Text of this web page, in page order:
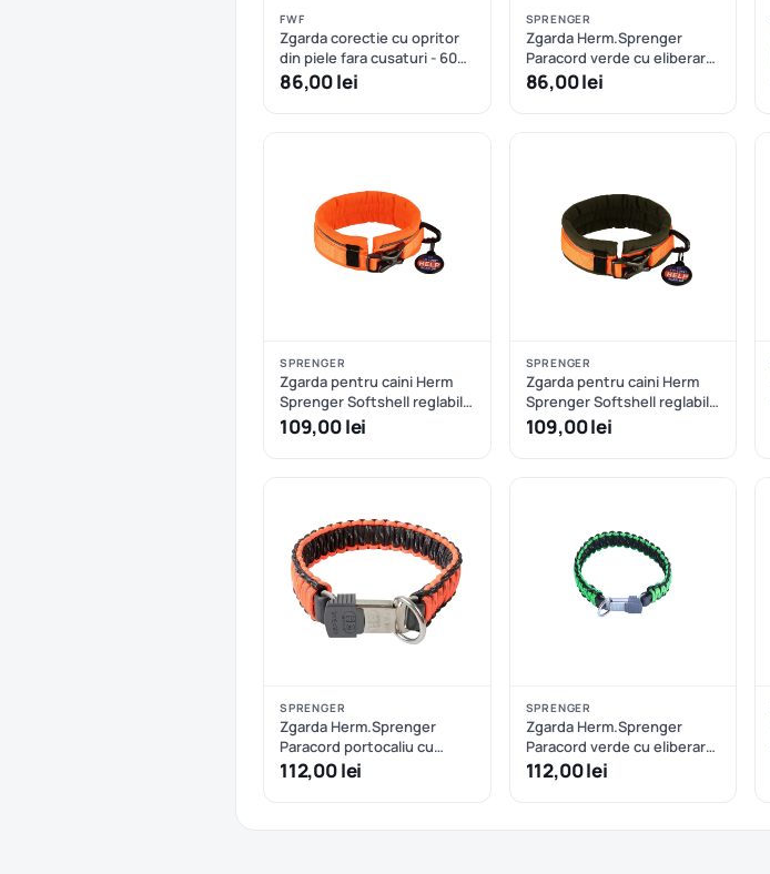
FWF
Zgarda corectie cu opritor
din piele fara cusaturi - 60
cm
86,00 lei
SPRENGER
Zgarda Herm.Sprenger
Paracord verde cu eliberare
rapida - 35 cm
86,00 lei
SPRENGER
Zgarda pentru caini Herm
Sprenger Softshell reglabila
- XXS/XS - Oranj
109,00 lei
SPRENGER
Zgarda pentru caini Herm
Sprenger Softshell reglabila
- XXS/XS - Oranj+Kaki
109,00 lei
SPRENGER
Zgarda Herm.Sprenger
Paracord portocaliu cu
eliberare rapida - 60 cm
112,00 lei
SPRENGER
Zgarda Herm.Sprenger
Paracord verde cu eliberare
rapida - 60 cm
112,00 lei